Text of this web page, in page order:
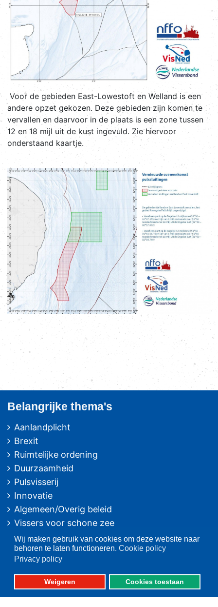
Wij maken gebruik van cookies om deze website naar
behoren te laten functioneren. Cookie policy
Privacy policy
Weigeren Cookies toestaan
Voor de gebieden East-Lowestoft en Welland is een
andere opzet gekozen. Deze gebieden zijn komen te
vervallen en daarvoor in de plaats is een zone tussen
12 en 18 mijl uit de kust ingevuld. Zie hiervoor
onderstaand kaartje.
Belangrijke thema's
Aanlandplicht
Brexit
Ruimtelijke ordening
Duurzaamheid
Pulsvisserij
Innovatie
Algemeen/Overig beleid
Vissers voor schone zee
Op deze website
Over VisNed
PO's
Vertegenwoordiging